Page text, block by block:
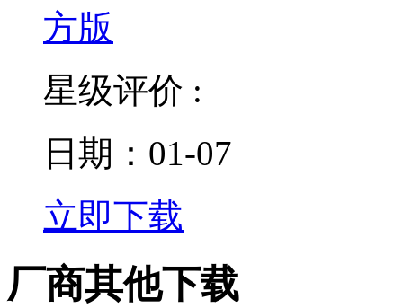
星级评价 :
日期：01-07
立即下载
厂商其他下载